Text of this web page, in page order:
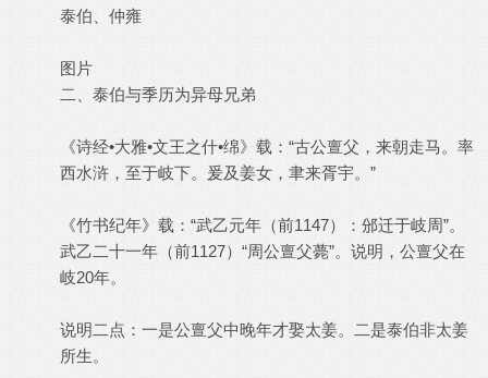
泰伯、仲雍
图片
二、泰伯与季历为异母兄弟
《诗经•大雅•文王之什•绵》载：“古公亶父，来朝走马。率
西水浒，至于岐下。爰及姜女，聿来胥宇。”
《竹书纪年》载：“武乙元年（前1147）：邠迁于岐周”。
武乙二十一年（前1127）“周公亶父薨”。说明，公亶父在
岐20年。
说明二点：一是公亶父中晚年才娶太姜。二是泰伯非太姜
所生。